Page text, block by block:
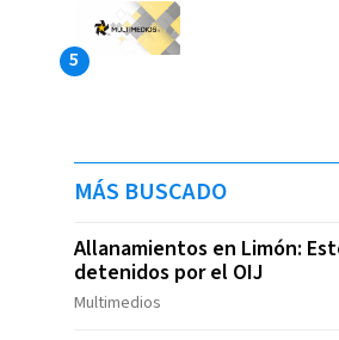
MÁS BUSCADO
Allanamientos en Limón:
detenidos por el OIJ
Multimedios